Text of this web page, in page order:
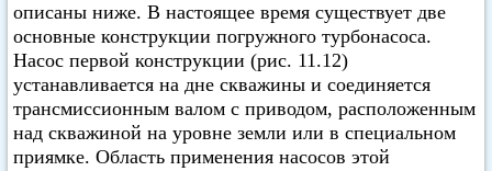
описаны ниже. В настоящее время существует две
основные конструкции погружного турбонасоса.
Насос первой конструкции (рис. 11.12)
устанавливается на дне скважины и соединяется
трансмиссионным валом с приводом, расположенным
над скважиной на уровне земли или в специальном
приямке. Область применения насосов этой